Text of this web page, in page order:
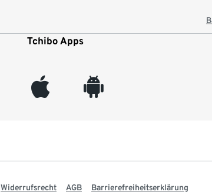
Tchibo Apps
appleinc android
Widerrufsrecht AGB Barrierefreiheitserklärung